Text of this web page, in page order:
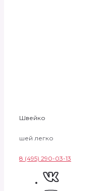
Швейко
шей легко
8 (495) 290-03-13